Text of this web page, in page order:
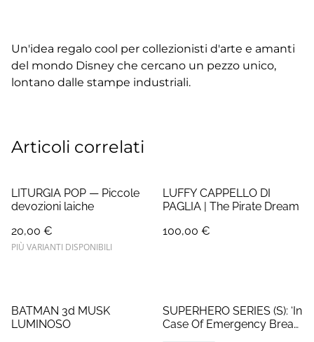
Un'idea regalo cool per collezionisti d'arte e amanti
del mondo Disney che cercano un pezzo unico,
lontano dalle stampe industriali.
Articoli correlati
LITURGIA POP — Piccole
devozioni laiche
20,00 €
PIÙ VARIANTI DISPONIBILI
LUFFY CAPPELLO DI
PAGLIA | The Pirate Dream
100,00 €
BATMAN 3d MUSK
LUMINOSO
SUPERHERO SERIES (S): ‘In
Case Of Emergency Break